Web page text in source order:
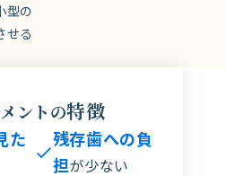
型の
せる
ントの特徴
た
残存歯への負
担が少ない